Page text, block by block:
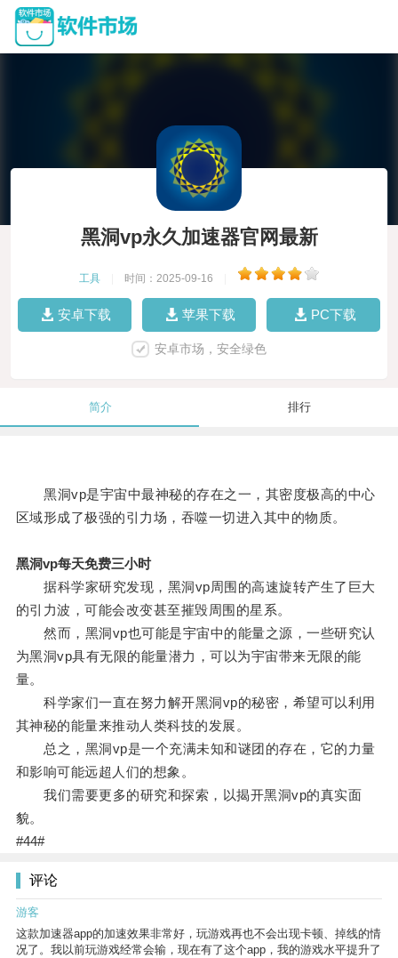
黑洞vp永久加速器官网最新
工具 时间：2025-09-16
安卓下载 苹果下载 PC下载
安卓市场，安全绿色
简介 排行
黑洞vp是宇宙中最神秘的存在之一，其密度极高的中心
区域形成了极强的引力场，吞噬一切进入其中的物质。
黑洞vp每天免费三小时
据科学家研究发现，黑洞vp周围的高速旋转产生了巨大
的引力波，可能会改变甚至摧毁周围的星系。
然而，黑洞vp也可能是宇宙中的能量之源，一些研究认
为黑洞vp具有无限的能量潜力，可以为宇宙带来无限的能
量。
科学家们一直在努力解开黑洞vp的秘密，希望可以利用
其神秘的能量来推动人类科技的发展。
总之，黑洞vp是一个充满未知和谜团的存在，它的力量
和影响可能远超人们的想象。
我们需要更多的研究和探索，以揭开黑洞vp的真实面
貌。
#44#
评论
游客
这款加速器app的加速效果非常好，玩游戏再也不会出现卡顿、掉线的情
况了。我以前玩游戏经常会输，现在有了这个app，我的游戏水平提升了